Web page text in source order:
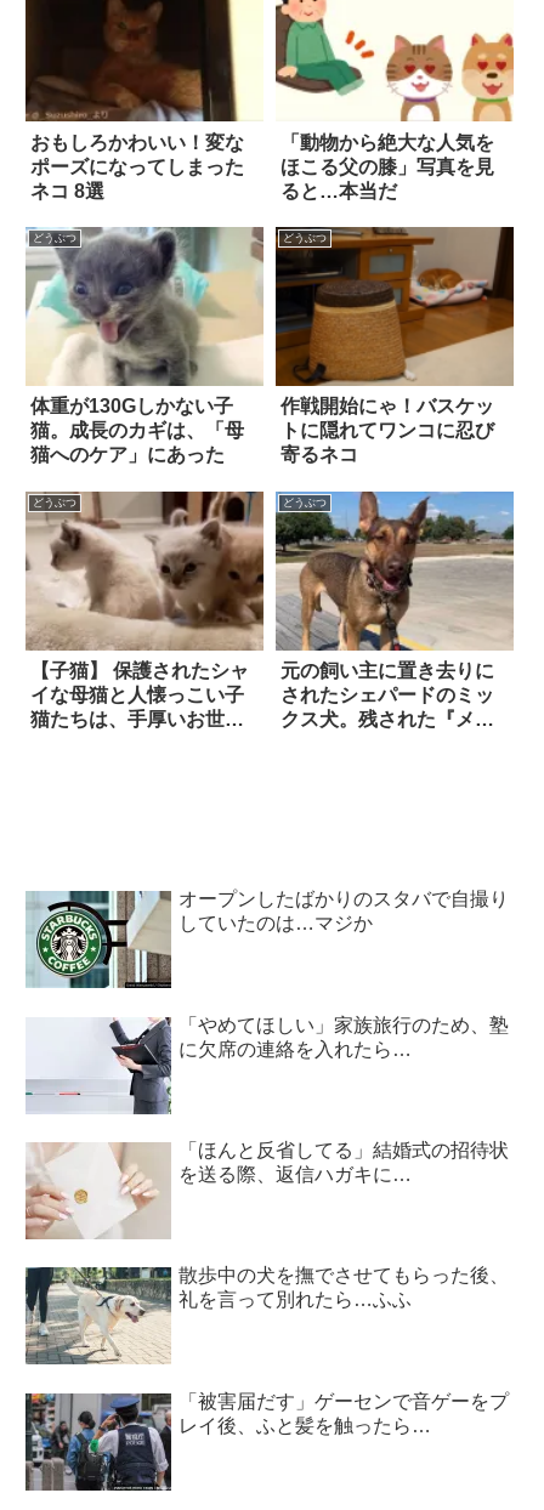
おもしろかわいい！変な
ポーズになってしまった
ネコ 8選
「動物から絶大な人気を
ほこる父の膝」写真を見
ると…本当だ
どうぶつ
体重が130Gしかない子
猫。成長のカギは、「母
猫へのケア」にあった
どうぶつ
作戦開始にゃ！バスケッ
トに隠れてワンコに忍び
寄るネコ
どうぶつ
【子猫】 保護されたシャ
イな母猫と人懐っこい子
猫たちは、手厚いお世話
どうぶつ
元の飼い主に置き去りに
されたシェパードのミッ
クス犬。残された『メッ
オープンしたばかりのスタバで自撮り
していたのは…マジか
「やめてほしい」家族旅行のため、塾
に欠席の連絡を入れたら…
「ほんと反省してる」結婚式の招待状
を送る際、返信ハガキに…
散歩中の犬を撫でさせてもらった後、
礼を言って別れたら…ふふ
「被害届だす」ゲーセンで音ゲーをプ
レイ後、ふと髪を触ったら…